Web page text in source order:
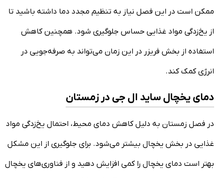
ممکن است در این فصل نیاز به تنظیم مجدد دما داشته باشید تا
از یخ‌زدگی مواد غذایی حساس جلوگیری شود. همچنین کاهش
استفاده از بخش فریزر در این زمان می‌تواند به صرفه‌جویی در
انرژی کمک کند.
دمای یخچال ساید ال جی در زمستان
در فصل زمستان به دلیل کاهش دمای محیط، احتمال یخ‌زدگی مواد
غذایی در بخش یخچال بیشتر می‌شود. برای جلوگیری از این مشکل
بهتر است دمای یخچال را کمی افزایش دهید و از فناوری‌های یخچال